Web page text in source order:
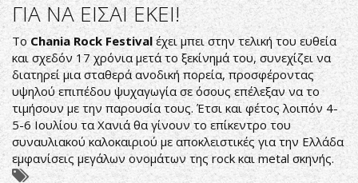
LIVE
REPORT:
ΜΕΡΑ
2Η
ΓΙΑ ΝΑ ΕΙΣΑΙ ΕΚΕΙ!
Το Chania Rock Festival έχει μπει στην τελική του ευθεία
και σχεδόν 17 χρόνια μετά το ξεκίνημά του, συνεχίζει να
διατηρεί μια σταθερά ανοδική πορεία, προσφέροντας
υψηλού επιπέδου ψυχαγωγία σε όσους επέλεξαν να το
τιμήσουν με την παρουσία τους. Έτσι και φέτος λοιπόν 4-
5-6 Ιουλίου τα Χανιά θα γίνουν το επίκεντρο του
συναυλιακού καλοκαιριού με αποκλειστικές για την Ελλάδα
εμφανίσεις μεγάλων ονομάτων της rock και metal σκηνής.